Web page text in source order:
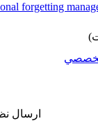
forgetting
ارسال